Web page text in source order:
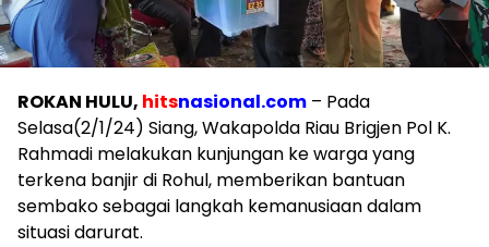
ROKAN HULU, hitsnasional.com – Pada
Selasa(2/1/24) Siang, Wakapolda Riau Brigjen Pol K.
Rahmadi melakukan kunjungan ke warga yang
terkena banjir di Rohul, memberikan bantuan
sembako sebagai langkah kemanusiaan dalam
situasi darurat.